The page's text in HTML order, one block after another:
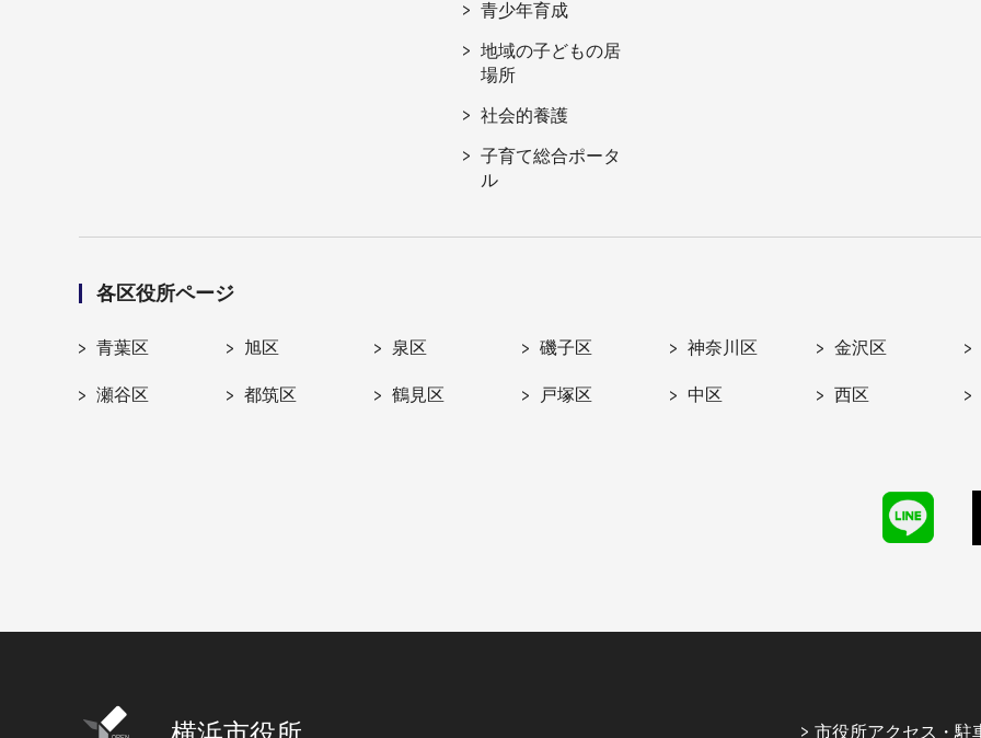
青少年育成
地域の子どもの居
場所
社会的養護
子育て総合ポータ
ル
各区役所ページ
青葉区 旭区 泉区 磯子区 神奈川区 金沢区
瀬谷区 都筑区 鶴見区 戸塚区 中区 西区
市役所アクセス・駐